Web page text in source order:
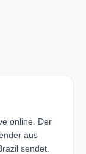
online. Der
aus
sendet.